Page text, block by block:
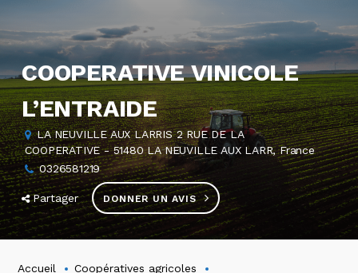
COOPERATIVE VINICOLE
L’ENTRAIDE
LA NEUVILLE AUX LARRIS 2 RUE DE LA
COOPERATIVE - 51480 LA NEUVILLE AUX LARR, France
0326581219
Partager DONNER UN AVIS
Accueil
Coopératives agricoles